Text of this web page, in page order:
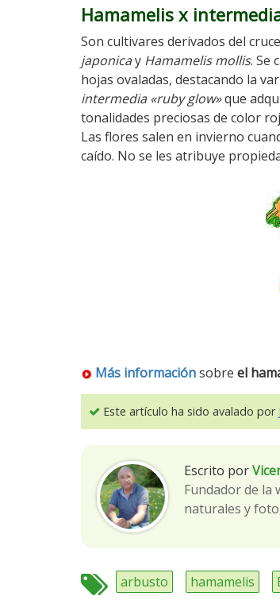
Hamamelis x
Son cultivares derivados del
japonicay Hamamelis mollis. Se
hojas ovaladas, destacando la
intermedia «ruby glow»que
tonalidades preciosas de color
Las flores salen en invierno
caído. No se les atribuye
Más informaciónsobre el
Este artículo ha sido avalado por
Escrito por
Fundador de la
naturales y
arbusto hamamelis